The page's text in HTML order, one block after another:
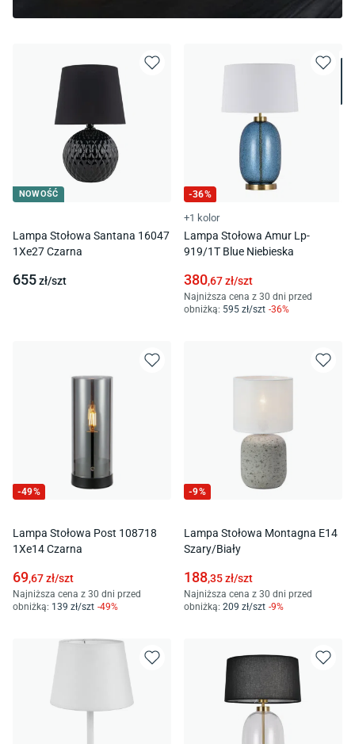
NOWOŚĆ
Lampa Stołowa Santana 16047
1Xe27 Czarna
655zł/szt
-36%
+1 kolor
Lampa Stołowa Amur Lp-
919/1T Blue Niebieska
380,67zł/szt
Najniższa cena z 30 dni przed
obniżką: 595 zł/szt -36%
-49%
Lampa Stołowa Post 108718
1Xe14 Czarna
69,67zł/szt
Najniższa cena z 30 dni przed
obniżką: 139 zł/szt -49%
-9%
Lampa Stołowa Montagna E14
Szary/Biały
188,35zł/szt
Najniższa cena z 30 dni przed
obniżką: 209 zł/szt -9%